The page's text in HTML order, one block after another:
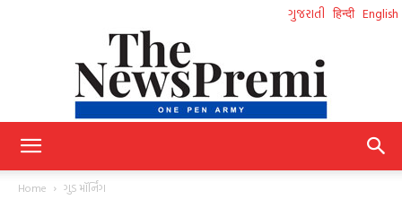
ગુજરાતી हिन्दी English
Home ગુડ મૉર્નિંગ